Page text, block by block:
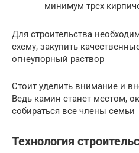
минимум трех
Для строительства
схему, закупить
огнеупорный раствор
Стоит уделить внимание и
Ведь камин станет местом,
собираться все члены семьи
Технология